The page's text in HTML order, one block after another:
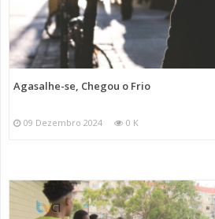
Agasalhe-se, Chegou o Frio
09 Dezembro 2024 0 K